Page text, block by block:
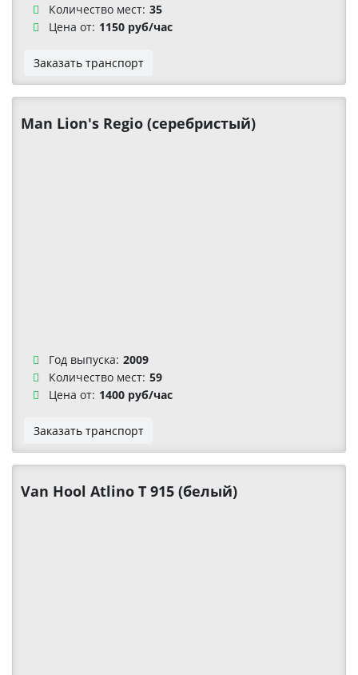
Количество мест: 35
Цена от: 1150 руб/час
Заказать транспорт
Man Lion's Regio (серебристый)
Год выпуска: 2009
Количество мест: 59
Цена от: 1400 руб/час
Заказать транспорт
Van Hool Atlino T 915 (белый)